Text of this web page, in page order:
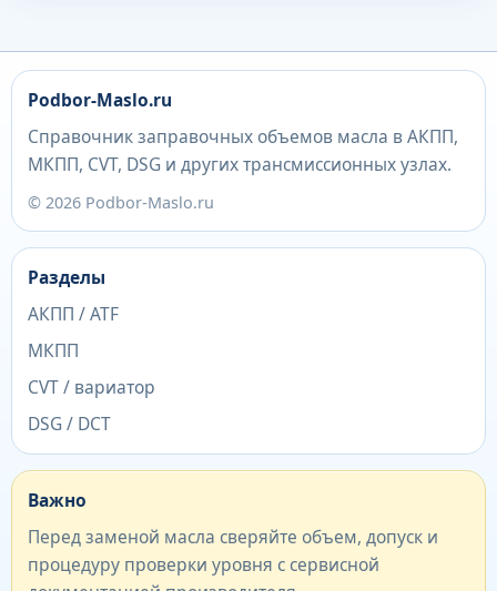
Podbor-Maslo.ru
Справочник заправочных объемов масла в АКПП,
МКПП, CVT, DSG и других трансмиссионных узлах.
© 2026 Podbor-Maslo.ru
Разделы
АКПП / ATF
МКПП
CVT / вариатор
DSG / DCT
Важно
Перед заменой масла сверяйте объем, допуск и
процедуру проверки уровня с сервисной